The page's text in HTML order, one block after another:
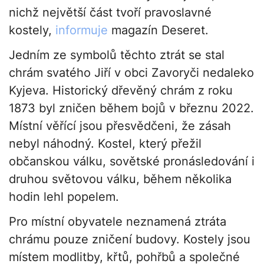
nichž největší část tvoří pravoslavné
kostely, informuje magazín Deseret.
Jedním ze symbolů těchto ztrát se stal
chrám svatého Jiří v obci Zavoryči nedaleko
Kyjeva. Historický dřevěný chrám z roku
1873 byl zničen během bojů v březnu 2022.
Místní věřící jsou přesvědčeni, že zásah
nebyl náhodný. Kostel, který přežil
občanskou válku, sovětské pronásledování i
druhou světovou válku, během několika
hodin lehl popelem.
Pro místní obyvatele neznamená ztráta
chrámu pouze zničení budovy. Kostely jsou
místem modlitby, křtů, pohřbů a společné